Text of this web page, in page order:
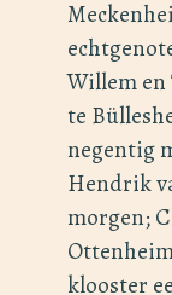
Willem en
te
negentig
Hendrik
morgen;
klooster